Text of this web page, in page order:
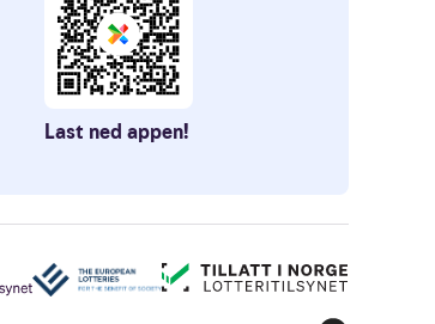
Last ned appen!